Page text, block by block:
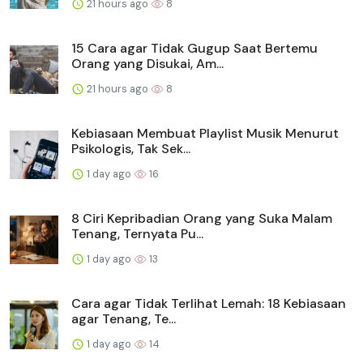
21 hours ago 8
15 Cara agar Tidak Gugup Saat Bertemu
Orang yang Disukai, Am...
21 hours ago 8
Kebiasaan Membuat Playlist Musik Menurut
Psikologis, Tak Sek...
1 day ago 16
8 Ciri Kepribadian Orang yang Suka Malam
Tenang, Ternyata Pu...
1 day ago 13
Cara agar Tidak Terlihat Lemah: 18 Kebiasaan
agar Tenang, Te...
1 day ago 14